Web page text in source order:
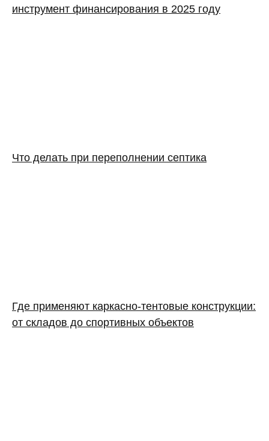
инструмент финансирования в 2025 году
Что делать при переполнении септика
Где применяют каркасно‑тентовые конструкции:
от складов до спортивных объектов